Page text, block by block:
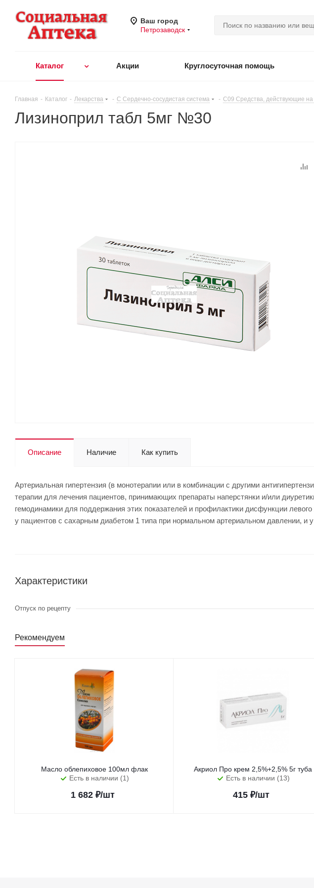
Ваш город
Петрозаводск
Каталог Акции Круглосуточная помощь
Главная - Каталог - Лекарства - C Сердечно-сосудистая система - C09 Средства, действующие
Лизиноприл табл 5мг №30
Описание Наличие Как купить
Артериальная гипертензия (в монотерапии или в комбинации с другими
терапии для лечения пациентов, принимающих препараты наперстянки и/или
гемодинамики для поддержания этих показателей и профилактики дисфункции
у пациентов с сахарным диабетом 1 типа при нормальном артериальном давлении, и
Характеристики
Отпуск по рецепту
Рекомендуем
Масло облепиховое 100мл флак
Есть в наличии (1)
1 682₽/шт
Акриол Про крем 2,5%+2,5% 5г туба
Есть в наличии (13)
415 ₽/шт